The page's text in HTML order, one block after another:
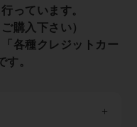
っています。
購入下さい）
各種クレジットカー
す。